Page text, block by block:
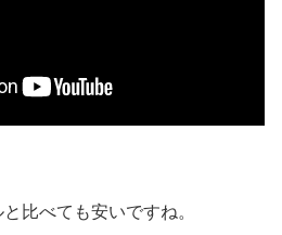
比べても安いですね。